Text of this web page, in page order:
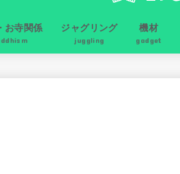
お寺関係 ジャグリング
juggling
機材
gadget